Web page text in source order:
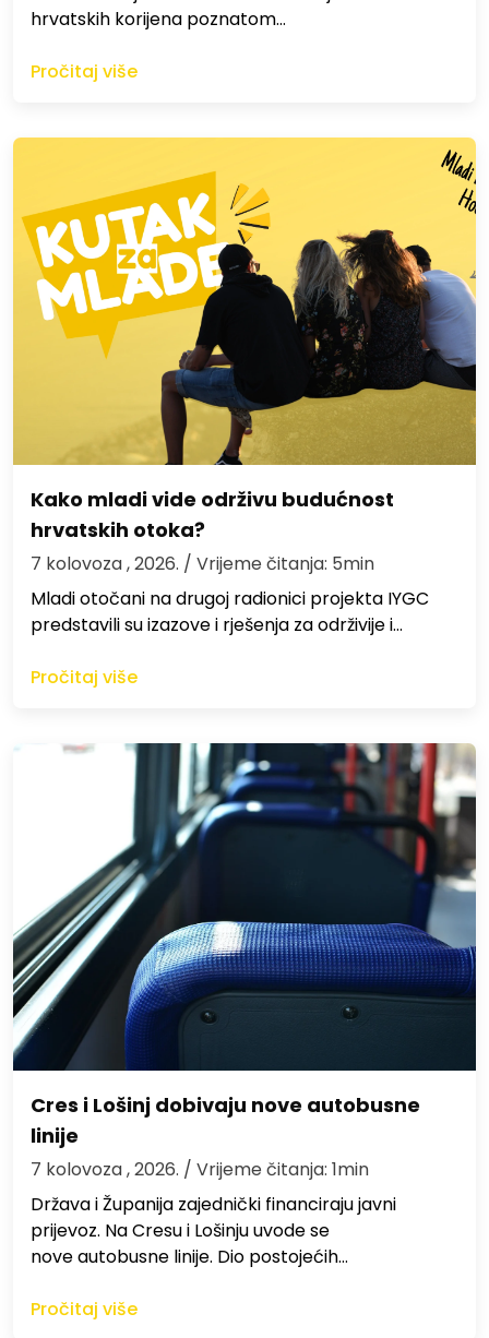
hrvatskih korijena poznatom…
Pročitaj više
Kako mladi vide održivu budućnost
hrvatskih otoka?
7 kolovoza , 2026. / Vrijeme čitanja: 5min
Mladi otočani na drugoj radionici projekta IYGC
predstavili su izazove i rješenja za održivije i…
Pročitaj više
Cres i Lošinj dobivaju nove autobusne
linije
7 kolovoza , 2026. / Vrijeme čitanja: 1min
Država i Županija zajednički financiraju javni
prijevoz. Na Cresu i Lošinju uvode se
nove autobusne linije. Dio postojećih…
Pročitaj više